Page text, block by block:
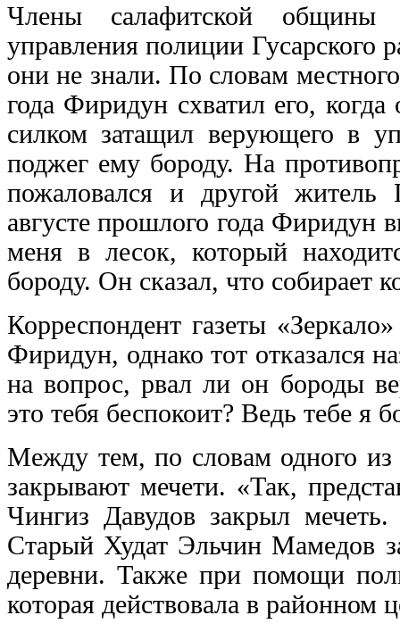
Члены салафитской общины
управления полиции Гусарского
они не знали. По словам
года Фиридун схватил его,
силком затащил верующего в
поджег ему бороду. На
пожаловался и другой житель
августе прошлого года Фиридун
меня в лесок, который
бороду. Он сказал, что собирает
Корреспондент газеты
Фиридун, однако тот отказался
на вопрос, рвал ли он бороды
это тебя беспокоит? Ведь тебе я
Между тем, по словам одного
закрывают мечети. «Так,
Чингиз Давудов закрыл
Старый Худат Эльчин Мамедов
деревни. Также при помощи
которая действовала в районном